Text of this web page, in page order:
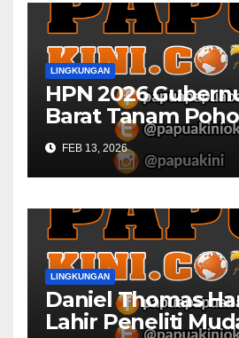
LINGKUNGAN
HPN 2026
Barat Tanam
FEB 13, 2026
LINGKUNGAN
Daniel Thomas
Lahir Peneliti